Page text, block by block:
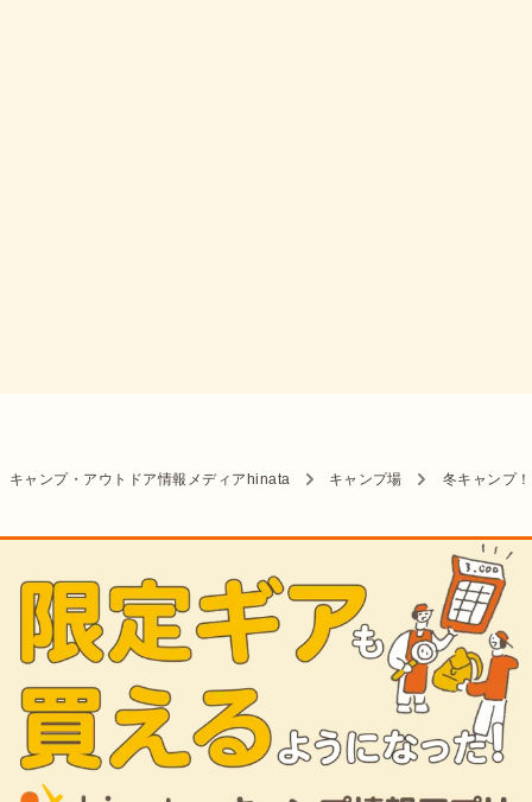
キャンプ・アウトドア情報メディアhinata キャンプ場 冬キャンプ